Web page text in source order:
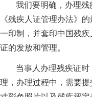
我们要明确，办理
《残疾人证管理办法》
一印制，并套印中国残
证的发放和管理。
当事人办理残疾证
理，办理过程中，需要